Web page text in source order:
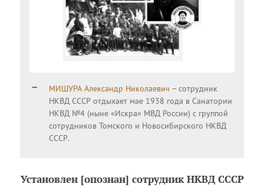
МИШУРА Александр Николаевич – сотрудник
НКВД СССР отдыхает мае 1938 года в Санатории
НКВД №4 (ныне «Искра» МВД России) с группой
сотрудников Томского и Новосибирского НКВД
СССР.
Установлен [опознан] сотрудник НКВД СССР